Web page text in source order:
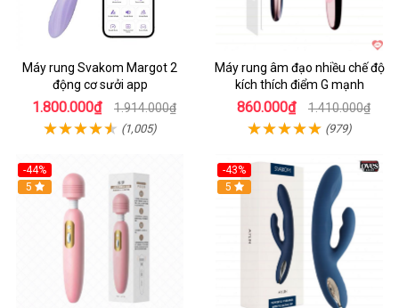
Máy rung Svakom Margot 2
động cơ sưởi app
1.800.000₫ 1.914.000₫
(1,005)
Máy rung âm đạo nhiều chế độ
kích thích điểm G mạnh
860.000₫ 1.410.000₫
(979)
-44%
Hot
5
-43%
Hot
5